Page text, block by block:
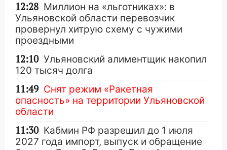
12:28 Миллион на «льготниках»: в
Ульяновской области перевозчик
провернул хитрую схему с чужими
проездными
12:10 Ульяновский алиментщик накопил
120 тысяч долга
11:49 Снят режим «Ракетная
опасность» на территории Ульяновской
области
11:30 Кабмин РФ разрешил до 1 июля
2027 года импорт, выпуск и обращение